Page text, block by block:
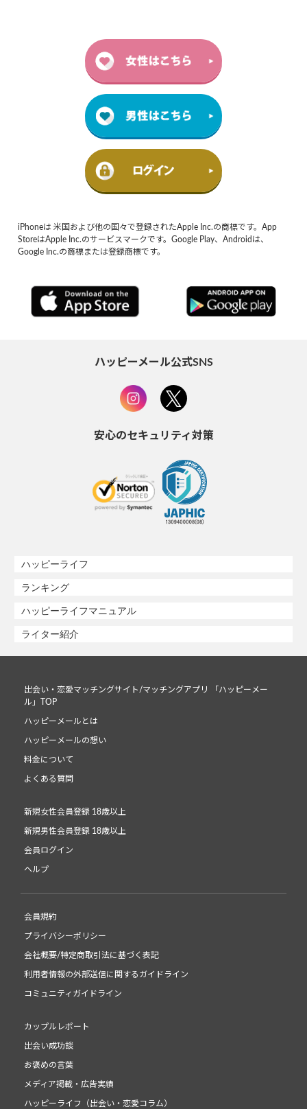
iPhoneは 米国および他の国々で登録されたApple Inc.の商標です。App
StoreはApple Inc.のサービスマークです。Google Play、Androidは、
Google Inc.の商標または登録商標です。
ハッピーメール公式SNS
安心のセキュリティ対策
ハッピーライフ
ランキング
ハッピーライフマニュアル
ライター紹介
出会い・恋愛マッチングサイト/マッチングアプリ 「ハッピーメー
ル」TOP
ハッピーメールとは
ハッピーメールの想い
料金について
よくある質問
新規女性会員登録 18歳以上
新規男性会員登録 18歳以上
会員ログイン
ヘルプ
会員規約
プライバシーポリシー
会社概要/特定商取引法に基づく表記
利用者情報の外部送信に関するガイドライン
コミュニティガイドライン
カップルレポート
出会い成功談
お褒めの言葉
メディア掲載・広告実績
ハッピーライフ（出会い・恋愛コラム）